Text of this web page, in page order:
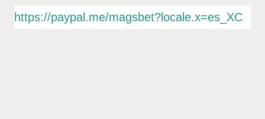
https://paypal.me/magsbet?locale.x=es_XC